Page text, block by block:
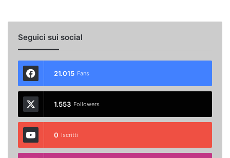
Seguici sui social
21.015 Fans
1.553 Followers
0 Iscritti